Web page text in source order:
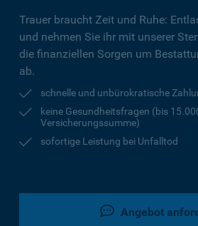
Trauer braucht Zeit und Ruhe:
und nehmen Sie ihr mit unserer
die finanziellen Sorgen um
ab.
schnelle und unbürokratische
keine Gesundheitsfragen (bis
Versicherungssumme)
sofortige Leistung bei Unfalltod
Angebot